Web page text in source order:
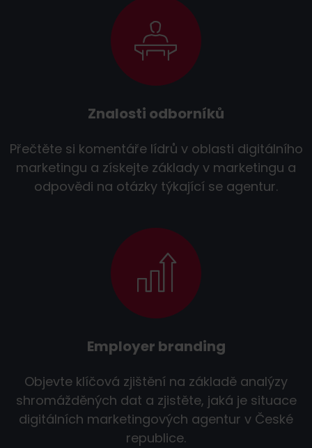
Znalosti odborníků
Přečtěte si komentáře lídrů v oblasti digitálního
marketingu a získejte základy v marketingu a
odpovědi na otázky týkající se agentur.
Employer branding
Objevte klíčová zjištění na základě analýzy
shromážděných dat a zjistěte, jaká je situace
digitálních marketingových agentur v České
republice.